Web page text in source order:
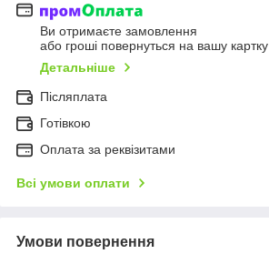
Ви отримаєте замовлення
або гроші повернуться на вашу картку
Детальніше
Післяплата
Готівкою
Оплата за реквізитами
Всі умови оплати
Умови повернення